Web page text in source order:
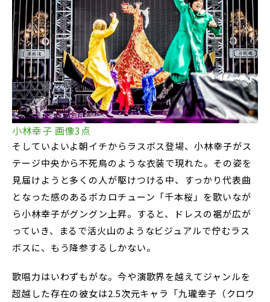
小林幸子 画像3点
そしていよいよ朝イチからラスボス登場、小林幸子がス
テージ中央から不死鳥のような衣装で現れた。その姿を
見届けようと多くの人が駆けつける中、すっかり代表曲
となった感のあるボカロチューン「千本桜」を歌いなが
ら小林幸子がグングン上昇。すると、ドレスの裾が広が
っていき、まるで活火山のようなビジュアルで佇むラス
ボスに、もう降参するしかない。
歌唱力はいわずもがな。今や演歌界を越えてジャンルを
超越した存在の彼女は2.5次元キャラ「九瓏幸子（クロウ